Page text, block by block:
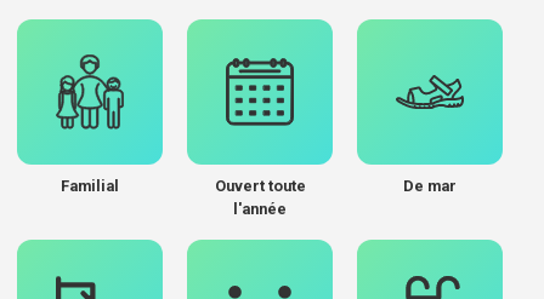
Familial
Ouvert toute
l'année
De mar